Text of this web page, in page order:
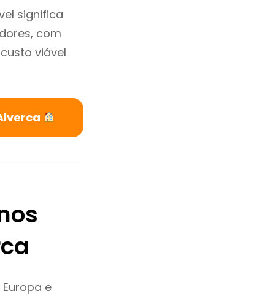
significa
com
viável
e